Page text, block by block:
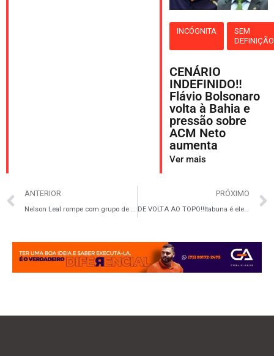
INCÓGNITA
SEM
DEFINIÇÃO
CENÁRIO
INDEFINIDO‼️
Flávio Bolsonaro
volta à Bahia e
pressão sobre
ACM Neto
aumenta
Ver mais
ANTERIOR
Nelson Leal rompe com grupo de Jerônimo Rodrigues e anuncia apoio a ACM Neto
PRÓXIMO
DE VOLTA AO TOPO‼️Itabuna é eleita a 3ª cidade mais segura da Bahia com mais de 100 mil habitantes